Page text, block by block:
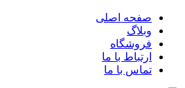
صفحه اصلی
وبلاگ
فروشگاه
ارتباط با ما
تماس با ما